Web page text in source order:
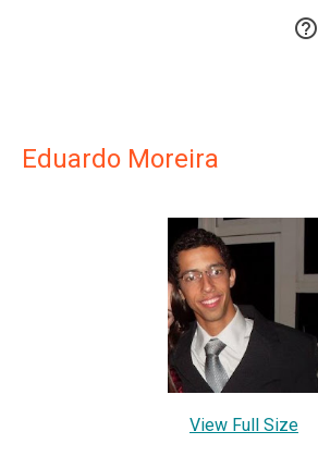

Eduardo Moreira
View Full Size